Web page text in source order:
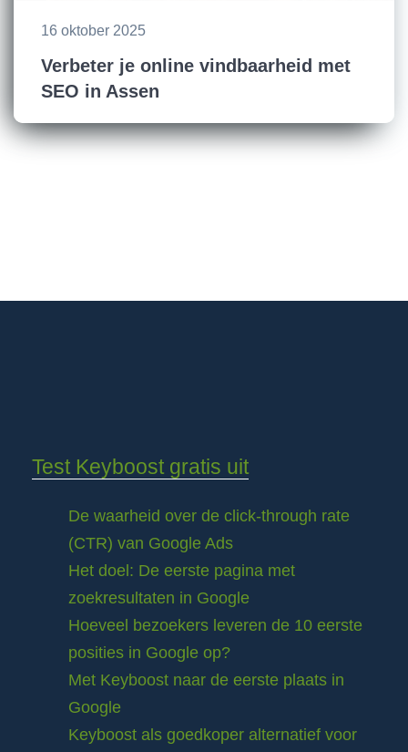
16 oktober 2025
Verbeter je online vindbaarheid met
SEO in Assen
Test Keyboost gratis uit
De waarheid over de click-through rate
(CTR) van Google Ads
Het doel: De eerste pagina met
zoekresultaten in Google
Hoeveel bezoekers leveren de 10 eerste
posities in Google op?
Met Keyboost naar de eerste plaats in
Google
Keyboost als goedkoper alternatief voor